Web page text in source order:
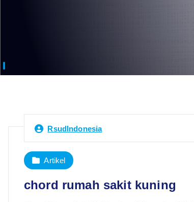
RsudIndonesia
Artikel
chord rumah sakit kuning